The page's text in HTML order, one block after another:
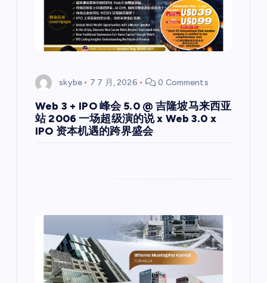
skybe 7 7 月, 2026 0 Comments
Web 3 + IPO 峰会 5.0 @ 吉隆坡马来西亚
站 2006 一场超级演的说 x Web 3.0 x
IPO 资本机遇的跨界盛会